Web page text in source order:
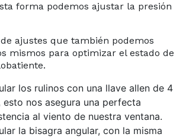
forma podemos ajustar la presión
ajustes que también podemos
mismos para optimizar el estado de
los rulinos con una llave allen de 4
esto nos asegura una perfecta
al viento de nuestra ventana.
la bisagra angular, con la misma